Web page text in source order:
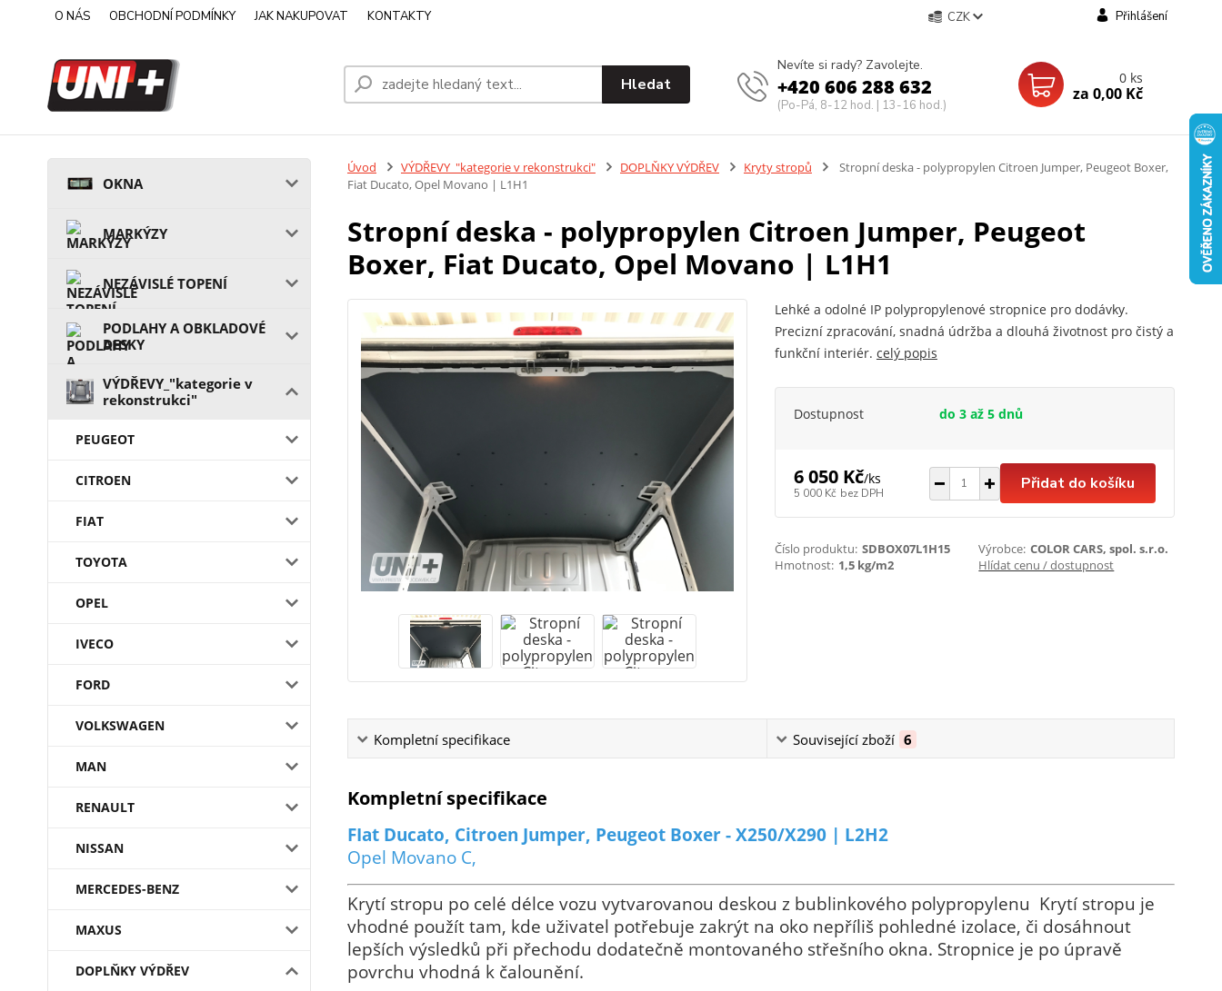
O NÁS OBCHODNÍ PODMÍNKY JAK NAKUPOVAT KONTAKTY CZK Přihlášení
Hledat
Nevíte si rady? Zavolejte.
+420 606 288 632
(Po-Pá, 8-12 hod. | 13-16 hod.)
0 ks
za 0,00 Kč
OKNA
MARKÝZY
NEZÁVISLÉ TOPENÍ
PODLAHY A OBKLADOVÉ
DESKY
VÝDŘEVY_"kategorie v
rekonstrukci"
PEUGEOT
CITROEN
FIAT
TOYOTA
OPEL
IVECO
FORD
VOLKSWAGEN
MAN
RENAULT
NISSAN
MERCEDES-BENZ
MAXUS
DOPLŇKY VÝDŘEV
Úvod VÝDŘEVY_"kategorie v rekonstrukci" DOPLŇKY VÝDŘEV Kryty stropů
Stropní deska - polypropylen Citroen Jumper, Peugeot Boxer,
Fiat Ducato, Opel Movano | L1H1
Stropní deska - polypropylen Citroen Jumper, Peugeot
Boxer, Fiat Ducato, Opel Movano | L1H1
Lehké a odolné IP polypropylenové stropnice pro dodávky.
Precizní zpracování, snadná údržba a dlouhá životnost pro čistý a
funkční interiér. celý popis
Dostupnost do 3 až 5 dnů
6 050 Kč/ks
5 000 Kč bez DPH Přidat do košíku
Číslo produktu: SDBOX07L1H15 Výrobce: COLOR CARS, spol. s.r.o.
Hmotnost: 1,5 kg/m2 Hlídat cenu / dostupnost
Kompletní specifikace Související zboží 6
Kompletní specifikace
FIat Ducato, Citroen Jumper, Peugeot Boxer - X250/X290 | L2H2
Opel Movano C,
Krytí stropu po celé délce vozu vytvarovanou deskou z bublinkového polypropylenu Krytí stropu je
vhodné použít tam, kde uživatel potřebuje zakrýt na oko nepříliš pohledné izolace, či dosáhnout
lepších výsledků při přechodu dodatečně montovaného střešního okna. Stropnice je po úpravě
povrchu vhodná k čalounění.